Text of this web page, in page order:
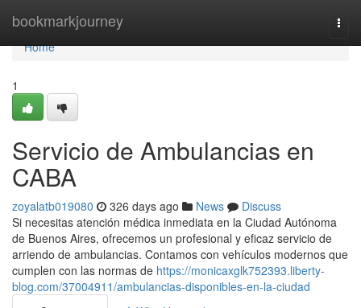
bookmarkjourney
Home
Home
1
Servicio de Ambulancias en
CABA
zoyalatb019080 326 days ago News
Discuss
Si necesitas atención médica inmediata en la Ciudad Autónoma
de Buenos Aires, ofrecemos un profesional y eficaz servicio de
arriendo de ambulancias. Contamos con vehículos modernos que
cumplen con las normas de https://monicaxglk752393.liberty-
blog.com/37004911/ambulancias-disponibles-en-la-ciudad